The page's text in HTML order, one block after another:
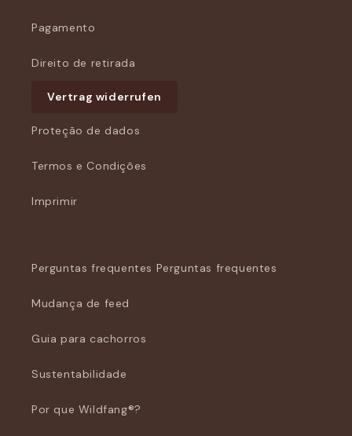
Pagamento
Direito de retirada
Vertrag widerrufen
Proteção de dados
Termos e Condições
Imprimir
Perguntas frequentes Perguntas frequentes
Mudança de feed
Guia para cachorros
Sustentabilidade
Por que Wildfang®?